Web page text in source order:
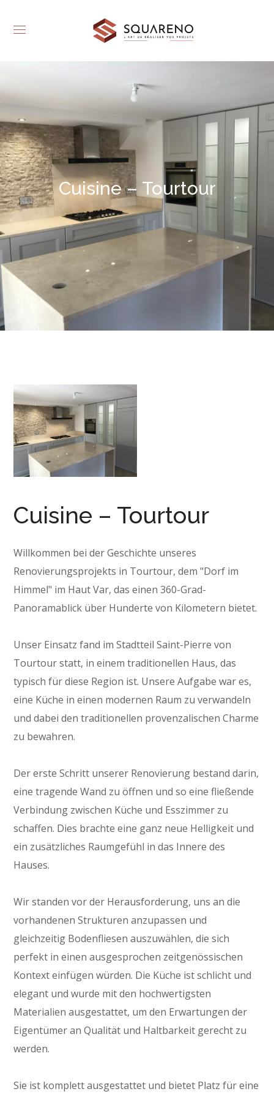
Cuisine – Tourtour
Cuisine – Tourtour
Willkommen bei der Geschichte unseres
Renovierungsprojekts in Tourtour, dem "Dorf im
Himmel" im Haut Var, das einen 360-Grad-
Panoramablick über Hunderte von Kilometern bietet.
Unser Einsatz fand im Stadtteil Saint-Pierre von
Tourtour statt, in einem traditionellen Haus, das
typisch für diese Region ist. Unsere Aufgabe war es,
eine Küche in einen modernen Raum zu verwandeln
und dabei den traditionellen provenzalischen Charme
zu bewahren.
Der erste Schritt unserer Renovierung bestand darin,
eine tragende Wand zu öffnen und so eine fließende
Verbindung zwischen Küche und Esszimmer zu
schaffen. Dies brachte eine ganz neue Helligkeit und
ein zusätzliches Raumgefühl in das Innere des
Hauses.
Wir standen vor der Herausforderung, uns an die
vorhandenen Strukturen anzupassen und
gleichzeitig Bodenfliesen auszuwählen, die sich
perfekt in einen ausgesprochen zeitgenössischen
Kontext einfügen würden. Die Küche ist schlicht und
elegant und wurde mit den hochwertigsten
Materialien ausgestattet, um den Erwartungen der
Eigentümer an Qualität und Haltbarkeit gerecht zu
werden.
Sie ist komplett ausgestattet und bietet Platz für eine